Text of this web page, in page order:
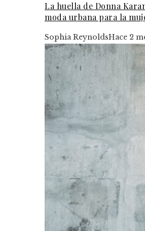
La huella de Donna
moda urbana para la
Sophia ReynoldsHace 2